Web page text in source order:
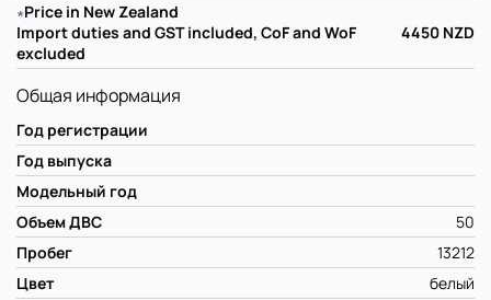
∗Price in New Zealand
Import duties and GST included, CoF and WoF
excluded
4450 NZD
Общая информация
Год регистрации
Год выпуска
Модельный год
Объем ДВС
50
Пробег
13212
Цвет
белый